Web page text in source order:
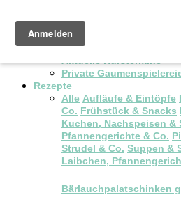
Pop-up Brunch
Kochkurse & Workshops
Aktuelle Kurstermine
Private
Rezepte
Alle Aufläufe & Eintöpfe
Co. Frühstück & Snacks
Kuchen, Nachspeisen &
Pfannengerichte & Co.
Strudel & Co. Suppen &
Laibchen,
Bärlauchpalatschinken